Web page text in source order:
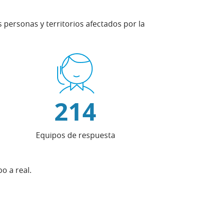
personas y territorios afectados por la
214
Equipos de respuesta
a real.
nueva)